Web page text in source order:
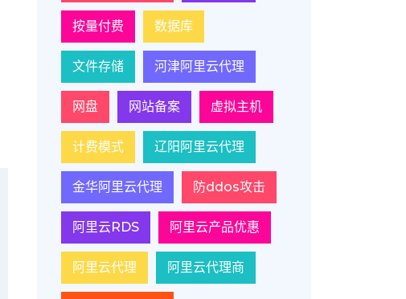
按量付费 数据库
文件存储 河津阿里云代理
网盘 网站备案 虚拟主机
计费模式 辽阳阿里云代理
金华阿里云代理 防ddos攻击
阿里云RDS 阿里云产品优惠
阿里云代理 阿里云代理商